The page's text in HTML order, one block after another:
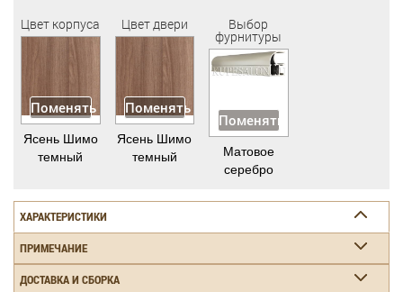
Цвет корпуса
Поменять
Ясень Шимо
темный
Цвет двери
Поменять
Ясень Шимо
темный
Выбор
фурнитуры
Поменять
Матовое
серебро
ХАРАКТЕРИСТИКИ
ПРИМЕЧАНИЕ
ДОСТАВКА И СБОРКА